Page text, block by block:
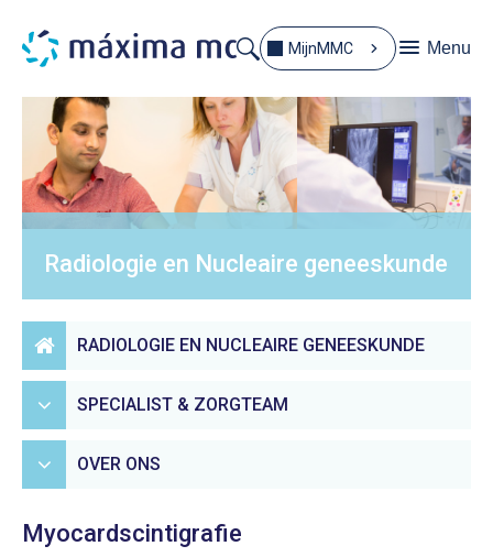
MijnMMC Menu
Radiologie en Nucleaire geneeskunde
RADIOLOGIE EN NUCLEAIRE GENEESKUNDE
SPECIALIST & ZORGTEAM
OVER ONS
Myocardscintigrafie